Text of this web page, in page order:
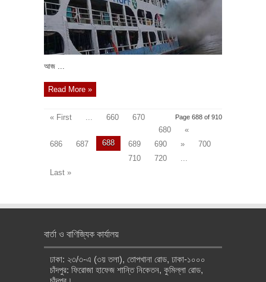
আজ ...
Read More »
Page 688 of 910
« First 660
670
680
«
686
687 688 689 690 »
700
710
720
Last »
বার্তা ও বাণিজ্যিক কার্যালয়
ঢাকা: ২৩/৩-এ (৩য় তলা), তোপখানা রোড, ঢাকা-১০০০
চাঁদপুর: ফিরোজা হাফেজ শান্তি নিকেতন, কুমিল্লা রোড,